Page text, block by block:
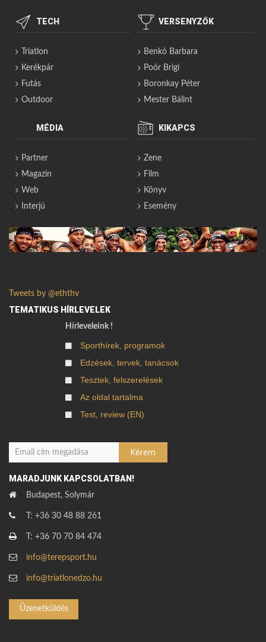
TECH
Triatlon
Kerékpár
Futás
Outdoor
VERSENYZŐK
Benkó Barbara
Poór Brigi
Boronkay Péter
Mester Bálint
MÉDIA
Partner
Magazin
Web
Interjú
KIKAPCS
Zene
Film
Könyv
Esemény
Tweets by @eththv
TEMATIKUS HÍRLEVELEK
Hírleveleink !
Sporthírek, programok
Edzések, tervek, tanácsok
Tesztek, felszerelések
Az oldal tartalma
Test, review (EN)
MARADJUNK KAPCSOLATBAN!
Budapest, Solymár
T: +36 30 48 88 261
T: +36 70 70 84 474
info@terepsport.hu
info@triatlonedzo.hu
Üzenetküldés